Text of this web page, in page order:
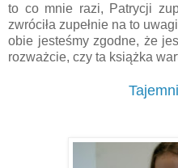
to co mnie razi, Patrycji
zwróciła zupełnie na to
obie jesteśmy zgodne, że
rozważcie, czy ta książka